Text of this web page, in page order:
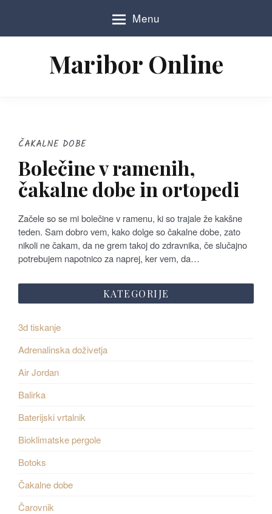
Menu
Maribor Online
ČAKALNE DOBE
Bolečine v ramenih,
čakalne dobe in ortopedi
Začele so se mi bolečine v ramenu, ki so trajale že kakšne
teden. Sam dobro vem, kako dolge so čakalne dobe, zato
nikoli ne čakam, da ne grem takoj do zdravnika, če slučajno
potrebujem napotnico za naprej, ker vem, da…
KATEGORIJE
3d tiskanje
Adrenalinska doživetja
Air Jordan
Balirka
Baterijski vrtalnik
Bioklimatske pergole
Botoks
Čakalne dobe
Čarovnik